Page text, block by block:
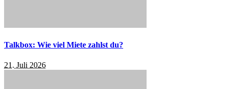
Talkbox: Wie viel Miete zahlst du?
21. Juli 2026